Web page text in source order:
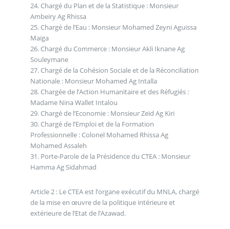
24. Chargé du Plan et de la Statistique : Monsieur
Ambeïry Ag Rhissa
25. Chargé de l’Eau : Monsieur Mohamed Zeyni Aguissa
Maïga
26. Chargé du Commerce : Monsieur Akli Iknane Ag
Souleymane
27. Chargé de la Cohésion Sociale et de la Réconciliation
Nationale : Monsieur Mohamed Ag Intalla
28. Chargée de l’Action Humanitaire et des Réfugiés :
Madame Nina Wallet Intalou
29. Chargé de l’Economie : Monsieur Zeïd Ag Kiri
30. Chargé de l’Emploi et de la Formation
Professionnelle : Colonel Mohamed Rhissa Ag
Mohamed Assaleh
31. Porte-Parole de la Présidence du CTEA : Monsieur
Hamma Ag Sidahmad
Article 2 : Le CTEA est l’organe exécutif du MNLA, chargé
de la mise en œuvre de la politique intérieure et
extérieure de l’Etat de l’Azawad.